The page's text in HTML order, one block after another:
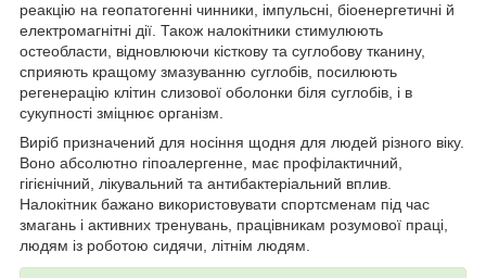
реакцію на геопатогенні чинники, імпульсні, біоенергетичні й
електромагнітні дії. Також налокітники стимулюють
остеобласти, відновлюючи кісткову та суглобову тканину,
сприяють кращому змазуванню суглобів, посилюють
регенерацію клітин слизової оболонки біля суглобів, і в
сукупності зміцнює організм.
Виріб призначений для носіння щодня для людей різного віку.
Воно абсолютно гіпоалергенне, має профілактичний,
гігієнічний, лікувальний та антибактеріальний вплив.
Налокітник бажано використовувати спортсменам під час
змагань і активних тренувань, працівникам розумової праці,
людям із роботою сидячи, літнім людям.